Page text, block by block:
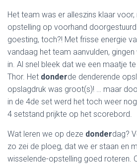
Het team was er alleszins klaar
opstelling op voorhand
goesting, toch?! Met frisse energie
vandaag het team aanvulden,
in. Al snel bleek dat we een maatje
Thor. Het donderde denderende
opslagdruk was groot(s)! … maar
in de 4de set werd het toch weer
4 setstand prijkte op het scorebord.
Wat leren we op deze donderdag?
zo zei de ploeg, dat we er staan en
wisselende-opstelling goed roteren.